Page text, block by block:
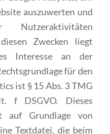
auszuwerten und
Zwecken liegt
Interesse an der
für den
ist § 15 Abs. 3 TMG
f DSGVO. Dieses
auf Grundlage von
Textdatei, die beim